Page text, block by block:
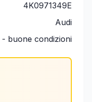
4K0971349E
Audi
- buone condizioni